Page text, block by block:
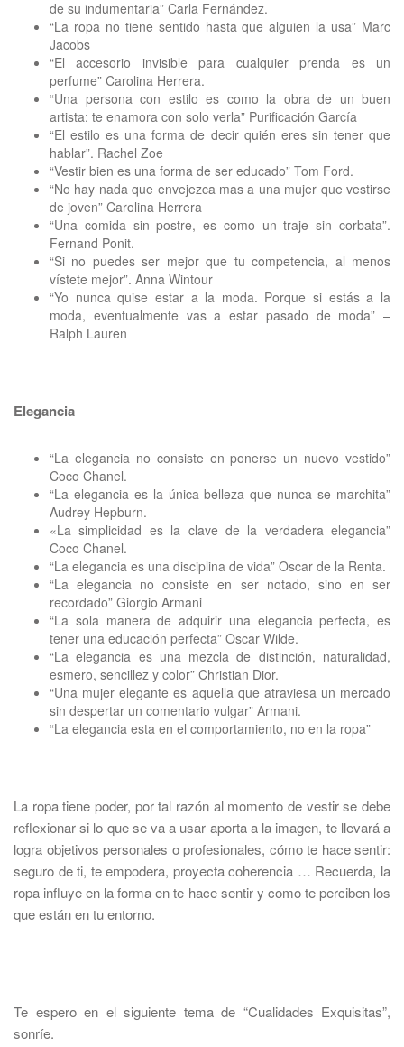
de su indumentaria” Carla Fernández.
“La ropa no tiene sentido hasta que alguien la usa” Marc
Jacobs
“El accesorio invisible para cualquier prenda es un
perfume” Carolina Herrera.
“Una persona con estilo es como la obra de un buen
artista: te enamora con solo verla” Purificación García
“El estilo es una forma de decir quién eres sin tener que
hablar”. Rachel Zoe
“Vestir bien es una forma de ser educado” Tom Ford.
“No hay nada que envejezca mas a una mujer que vestirse
de joven” Carolina Herrera
“Una comida sin postre, es como un traje sin corbata”.
Fernand Ponit.
“Si no puedes ser mejor que tu competencia, al menos
vístete mejor”. Anna Wintour
“Yo nunca quise estar a la moda. Porque si estás a la
moda, eventualmente vas a estar pasado de moda” –
Ralph Lauren
Elegancia
“La elegancia no consiste en ponerse un nuevo vestido”
Coco Chanel.
“La elegancia es la única belleza que nunca se marchita”
Audrey Hepburn.
«La simplicidad es la clave de la verdadera elegancia”
Coco Chanel.
“La elegancia es una disciplina de vida” Oscar de la Renta.
“La elegancia no consiste en ser notado, sino en ser
recordado” Giorgio Armani
“La sola manera de adquirir una elegancia perfecta, es
tener una educación perfecta” Oscar Wilde.
“La elegancia es una mezcla de distinción, naturalidad,
esmero, sencillez y color” Christian Dior.
“Una mujer elegante es aquella que atraviesa un mercado
sin despertar un comentario vulgar” Armani.
“La elegancia esta en el comportamiento, no en la ropa”
La ropa tiene poder, por tal razón al momento de vestir se debe
reflexionar si lo que se va a usar aporta a la imagen, te llevará a
logra objetivos personales o profesionales, cómo te hace sentir:
seguro de ti, te empodera, proyecta coherencia … Recuerda, la
ropa influye en la forma en te hace sentir y como te perciben los
que están en tu entorno.
Te espero en el siguiente tema de “Cualidades Exquisitas”,
sonríe.